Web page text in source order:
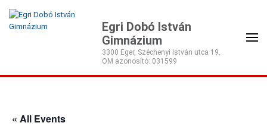
Egri Dobó István
Gimnázium
3300 Eger, Széchenyi István utca 19.
« All Events